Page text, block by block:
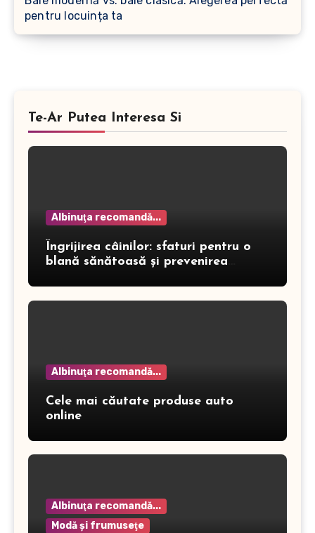
pentru locuința ta
Te-Ar Putea Interesa Si
Albinuţa recomandă...
Îngrijirea câinilor: sfaturi pentru o
blană sănătoasă și prevenirea
Albinuţa recomandă...
Cele mai căutate produse auto
online
Albinuţa recomandă...
Modă şi frumuseţe